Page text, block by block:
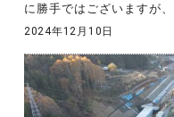
に勝手ではございますが
2024年12月10日